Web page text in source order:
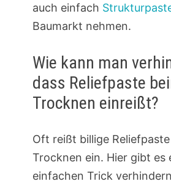
auch einfach
Baumarkt nehmen.
Wie kann man
dass Reliefpaste
Trocknen einreißt?
Oft reißt billige
Trocknen ein. Hier gibt es
einfachen Trick